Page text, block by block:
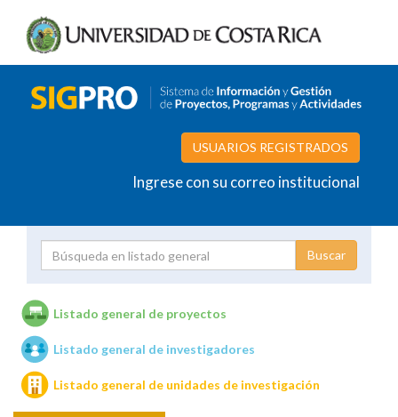
USUARIOS REGISTRADOS
Ingrese con su correo institucional
Unidades de investigación
Listado general de proyectos
Listado general de investigadores
Listado general de unidades de investigación